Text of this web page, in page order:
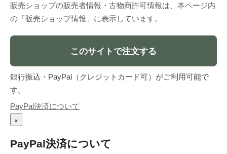
販売ショップの販売者情報・古物商許可情報は、本ページ内
の「販売ショップ情報」に表示しています。
このサイトで注文する
銀行振込・PayPal（クレジットカード可）がご利用可能で
す。
PayPal決済について
×
PayPal決済について